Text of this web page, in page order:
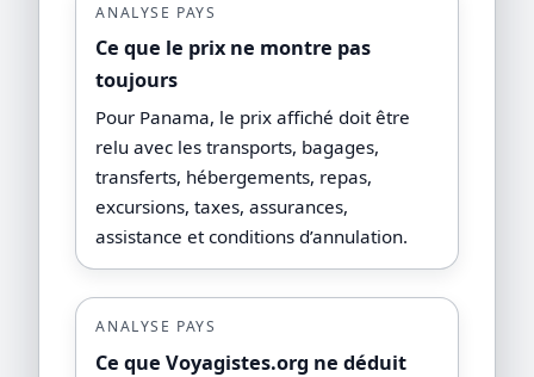
ANALYSE PAYS
Ce que le prix ne montre pas
toujours
Pour Panama, le prix affiché doit être
relu avec les transports, bagages,
transferts, hébergements, repas,
excursions, taxes, assurances,
assistance et conditions d’annulation.
ANALYSE PAYS
Ce que Voyagistes.org ne déduit